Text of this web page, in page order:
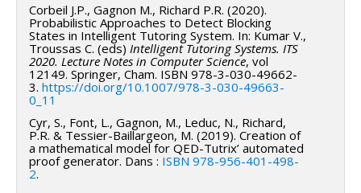
Corbeil J.P., Gagnon M., Richard P.R. (2020).
Probabilistic Approaches to Detect Blocking
States in Intelligent Tutoring System. In: Kumar V.,
Troussas C. (eds) Intelligent Tutoring Systems. ITS
2020. Lecture Notes in Computer Science, vol
12149. Springer, Cham. ISBN 978-3-030-49662-
3. https://doi.org/10.1007/978-3-030-49663-
0_11
Cyr, S., Font, L., Gagnon, M., Leduc, N., Richard,
P.R. & Tessier-Baillargeon, M. (2019). Creation of
a mathematical model for QED-Tutrix’ automated
proof generator. Dans : ISBN 978-956-401-498-
2.